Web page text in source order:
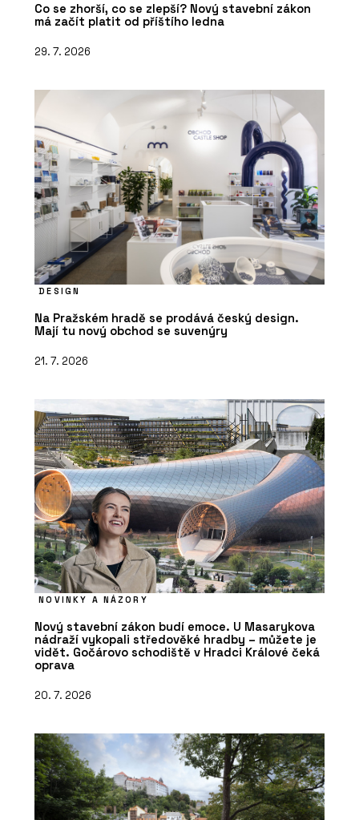
Co se zhorší, co se zlepší? Nový stavební zákon
má začít platit od příštího ledna
29. 7. 2026
DESIGN
Na Pražském hradě se prodává český design.
Mají tu nový obchod se suvenýry
21. 7. 2026
NOVINKY A NÁZORY
Nový stavební zákon budí emoce. U Masarykova
nádraží vykopali středověké hradby – můžete je
vidět. Gočárovo schodiště v Hradci Králové čeká
oprava
20. 7. 2026